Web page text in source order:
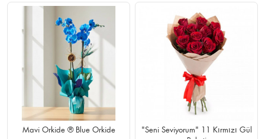
Mavi Orkide ® Blue Orkide
"Seni Seviyorum" 11 Kırmızı Gül